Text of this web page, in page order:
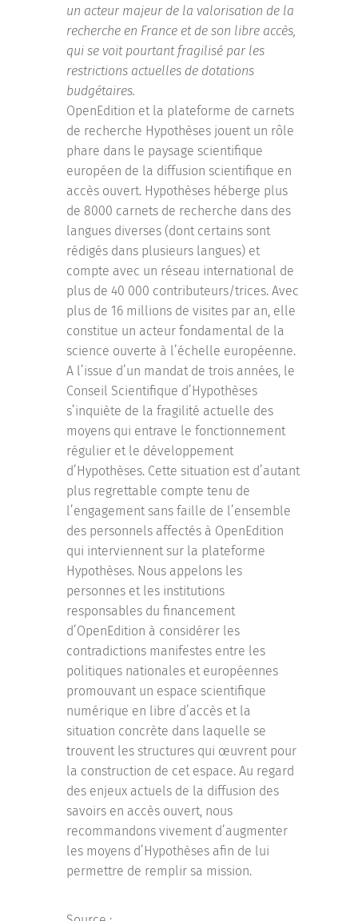
un acteur majeur de la valorisation de la
recherche en France et de son libre accès,
qui se voit pourtant fragilisé par les
restrictions actuelles de dotations
budgétaires.
OpenEdition et la plateforme de carnets
de recherche Hypothèses jouent un rôle
phare dans le paysage scientifique
européen de la diffusion scientifique en
accès ouvert. Hypothèses héberge plus
de 8000 carnets de recherche dans des
langues diverses (dont certains sont
rédigés dans plusieurs langues) et
compte avec un réseau international de
plus de 40 000 contributeurs/trices. Avec
plus de 16 millions de visites par an, elle
constitue un acteur fondamental de la
science ouverte à l’échelle européenne.
A l’issue d’un mandat de trois années, le
Conseil Scientifique d’Hypothèses
s’inquiète de la fragilité actuelle des
moyens qui entrave le fonctionnement
régulier et le développement
d’Hypothèses. Cette situation est d’autant
plus regrettable compte tenu de
l’engagement sans faille de l’ensemble
des personnels affectés à OpenEdition
qui interviennent sur la plateforme
Hypothèses. Nous appelons les
personnes et les institutions
responsables du financement
d’OpenEdition à considérer les
contradictions manifestes entre les
politiques nationales et européennes
promouvant un espace scientifique
numérique en libre d’accès et la
situation concrète dans laquelle se
trouvent les structures qui œuvrent pour
la construction de cet espace. Au regard
des enjeux actuels de la diffusion des
savoirs en accès ouvert, nous
recommandons vivement d’augmenter
les moyens d’Hypothèses afin de lui
permettre de remplir sa mission.